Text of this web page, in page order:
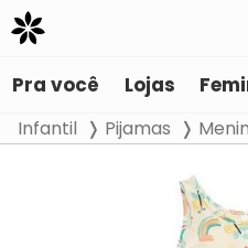
Pra você Lojas
Infantil Pijamas